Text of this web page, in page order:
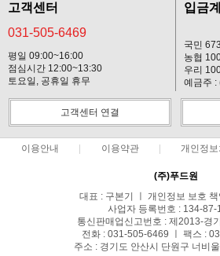
고객센터
031-505-6469
평일 09:00~16:00
점심시간 12:00~13:30
토요일, 공휴일 휴무
입금
국민
농협
우리
예금주 :
고객센터 연결
이용안내 이용약관 개인정
(주)푸드원
대표 : 구본기 ㅣ 개인정보 보호
사업자 등록번호 : 134-87-
통신판매업신고번호 : 제2013-경
전화 : 031-505-6469 ㅣ 팩스 :
주소 : 경기도 안산시 단원구 너비